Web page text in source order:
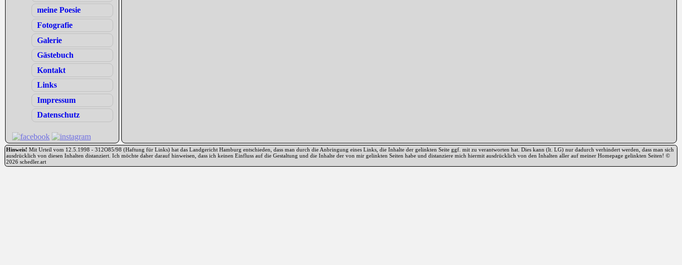
meine Poesie
Fotografie
Galerie
Gästebuch
Kontakt
Links
Impressum
Datenschutz
Hinweis! Mit Urteil vom 12.5.1998 - 312O85/98 (Haftung für Links) hat das Landgericht Hamburg entschieden, dass man durch die Anbringung eines Links, die Inhalte der gelinkten Seite ggf. mit zu verantworten hat. Dies kann (lt. LG) nur dadurch verhindert werden, dass man sich
ausdrücklich von diesen Inhalten distanziert. Ich möchte daher darauf hinweisen, dass ich keinen Einfluss auf die Gestaltung und die Inhalte der von mir gelinkten Seiten habe und distanziere mich hiermit ausdrücklich von den Inhalten aller auf meiner Homepage gelinkten Seiten! ©
2026 schedler.art